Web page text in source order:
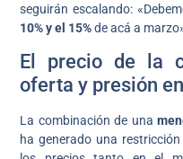
seguirán escalando:
10% y el 15%de acá a
El precio de la
oferta y presión
La combinación de una
ha generado una